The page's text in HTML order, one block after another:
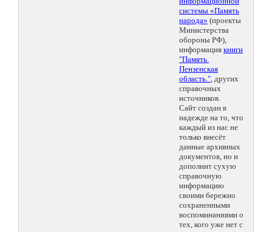
системы «Память
народа» (проекты
Министерства
обороны РФ),
информация книги
"Память.
Пензенская
область.", других
справочных
источников.
Сайт создан в
надежде на то, что
каждый из нас не
только внесёт
данные архивных
документов, но и
дополнит сухую
справочную
информацию
своими бережно
сохраненными
воспоминаниями о
тех, кого уже нет с